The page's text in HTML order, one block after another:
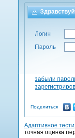
Логин
Пароль
забыли
Поделиться
Адаптивное
точная оценка